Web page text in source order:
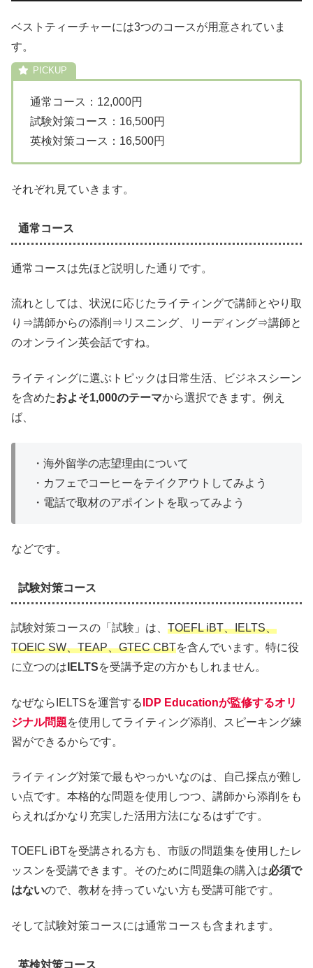
ベストティーチャーには3つのコースが用意されていま
す。
通常コース：12,000円
試験対策コース：16,500円
英検対策コース：16,500円
それぞれ見ていきます。
通常コース
通常コースは先ほど説明した通りです。
流れとしては、状況に応じたライティングで講師とやり取
り⇒講師からの添削⇒リスニング、リーディング⇒講師と
のオンライン英会話ですね。
ライティングに選ぶトピックは日常生活、ビジネスシーン
を含めたおよそ1,000のテーマから選択できます。例え
ば、
・海外留学の志望理由について
・カフェでコーヒーをテイクアウトしてみよう
・電話で取材のアポイントを取ってみよう
などです。
試験対策コース
試験対策コースの「試験」は、 TOEFL iBT、IELTS、
TOEIC SW、TEAP、GTEC CBTを含んでいます。特に役
に立つのは IELTSを受講予定の方かもしれません。
なぜならIELTSを運営する IDP Educationが監修するオリ
ジナル問題を使用してライティング添削、スピーキング練
習ができるからです。
ライティング対策で最もやっかいなのは、自己採点が難し
い点です。本格的な問題を使用しつつ、講師から添削をも
らえればかなり充実した活用方法になるはずです。
TOEFL iBTを受講される方も、市販の問題集を使用したレ
ッスンを受講できます。そのために問題集の購入は必須で
はないので、教材を持っていない方も受講可能です。
そして試験対策コースには通常コースも含まれます。
英検対策コース